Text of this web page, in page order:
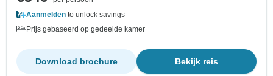
Aanmelden to unlock savings
Prijs gebaseerd op gedeelde kamer
Bekijk reis
Download brochure